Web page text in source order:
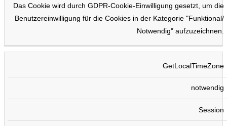
Das Cookie wird durch GDPR-Cookie-Einwilligung gesetzt, um die
Benutzereinwilligung für die Cookies in der Kategorie "Funktional/
Notwendig" aufzuzeichnen.
GetLocalTimeZone
notwendig
Session